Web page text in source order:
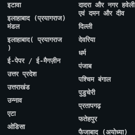
इटावा
इलाहाबाद (प्रयागराज)
मंडल
इलाहाबाद( प्रयागराज
)
ई-पेपर / ई-मैगज़ीन
उत्तर प्रदेश
उत्तराखंड
उन्नाव
एटा
ओडिसा
दादरा और नगर हवेली
एवं दमन और दीव
दिल्ली
देवरिया
धर्म
पंजाब
पश्चिम बंगाल
पुडुचेरी
प्रतापगढ़
फतेहपुर
फैजाबाद (अयोध्या)